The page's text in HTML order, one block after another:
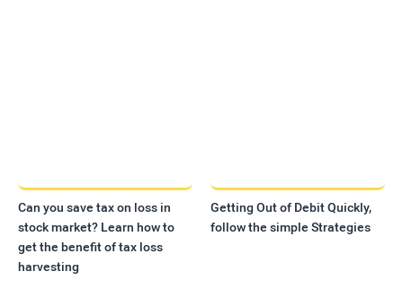
Can you save tax on loss in
stock market? Learn how to
get the benefit of tax loss
harvesting
Getting Out of Debit Quickly,
follow the simple Strategies